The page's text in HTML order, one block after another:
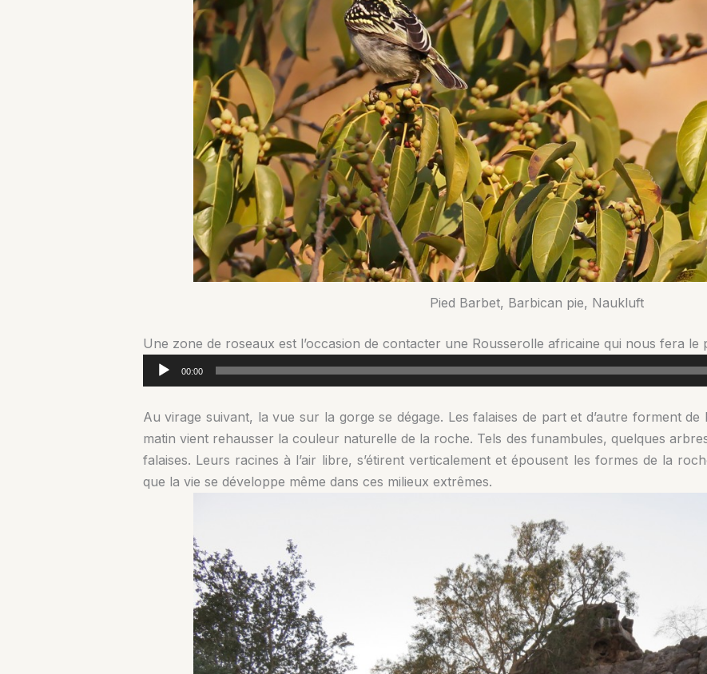
Pied Barbet, Barbican pie, Naukluft
Une zone de roseaux est l’occasion de contacter une Rousserolle africaine qui nous fera le
Lecteur
audio
00:00
Au virage suivant, la vue sur la gorge se dégage. Les falaises de part et d’autre forment
matin vient rehausser la couleur naturelle de la roche. Tels des funambules, quelques
falaises. Leurs racines à l’air libre, s’étirent verticalement et épousent les formes de la
que la vie se développe même dans ces milieux extrêmes.